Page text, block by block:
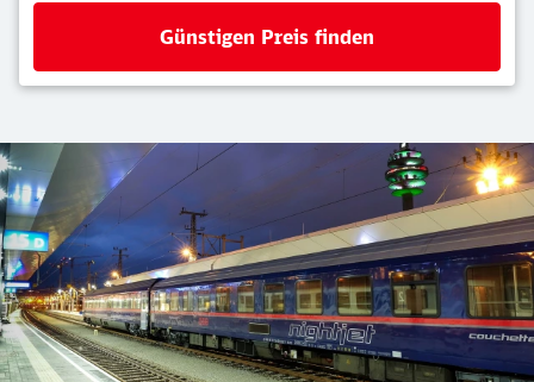
Günstigen Preis finden
Regionales Angebot